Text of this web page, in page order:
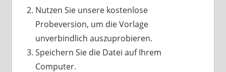
Nutzen Sie unsere kostenlose
Probeversion, um die Vorlage
unverbindlich auszuprobieren.
Speichern Sie die Datei auf Ihrem
Computer.